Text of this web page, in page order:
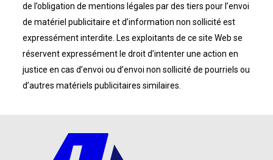
de l’obligation de mentions légales par des tiers pour l’envoi
de matériel publicitaire et d’information non sollicité est
expressément interdite. Les exploitants de ce site Web se
réservent expressément le droit d’intenter une action en
justice en cas d’envoi ou d’envoi non sollicité de pourriels ou
d’autres matériels publicitaires similaires.